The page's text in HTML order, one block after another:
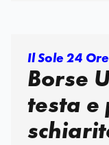
Il Sole 24 Ore
Borse
testa e